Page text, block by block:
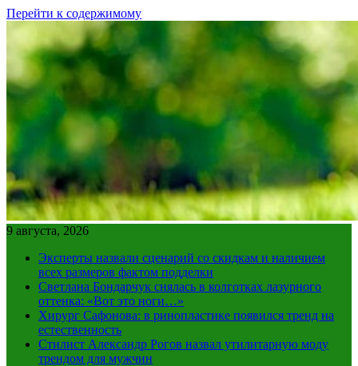
Перейти к содержимому
9 августа, 2026
Эксперты назвали сценарий со скидкам и наличием
всех размеров фактом подделки
Светлана Бондарчук снялась в колготках лазурного
оттенка: «Вот это ноги…»
Хирург Сафонова: в ринопластике появился тренд на
естественность
Стилист Александр Рогов назвал утилитарную моду
трендом для мужчин